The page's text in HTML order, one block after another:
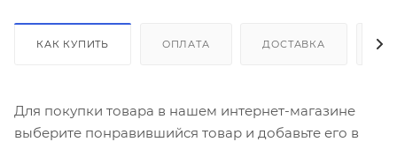
КАК КУПИТЬ ОПЛАТА ДОСТАВКА
Для покупки товара в нашем интернет-магазине
выберите понравившийся товар и добавьте его в